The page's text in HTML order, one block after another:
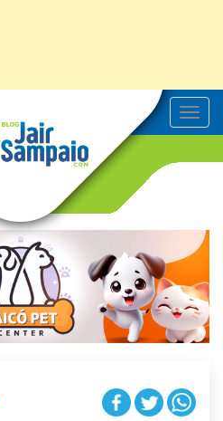
T
o
v
g
t
i
o
n